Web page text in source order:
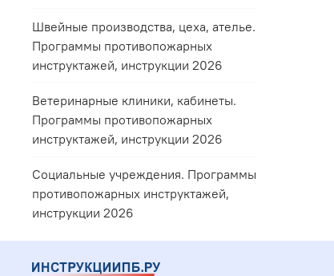
Швейные производства, цеха, ателье.
Программы противопожарных
инструктажей, инструкции 2026
Ветеринарные клиники, кабинеты.
Программы противопожарных
инструктажей, инструкции 2026
Социальные учреждения. Программы
противопожарных инструктажей,
инструкции 2026